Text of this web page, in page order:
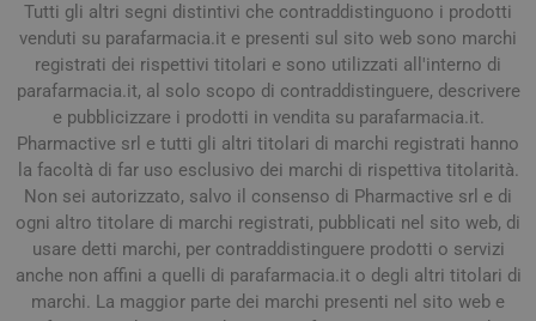
Tutti gli altri segni distintivi che contraddistinguono i prodotti
venduti su parafarmacia.it e presenti sul sito web sono marchi
registrati dei rispettivi titolari e sono utilizzati all'interno di
parafarmacia.it, al solo scopo di contraddistinguere, descrivere
e pubblicizzare i prodotti in vendita su parafarmacia.it.
Pharmactive srl e tutti gli altri titolari di marchi registrati hanno
la facoltà di far uso esclusivo dei marchi di rispettiva titolarità.
Non sei autorizzato, salvo il consenso di Pharmactive srl e di
ogni altro titolare di marchi registrati, pubblicati nel sito web, di
usare detti marchi, per contraddistinguere prodotti o servizi
anche non affini a quelli di parafarmacia.it o degli altri titolari di
marchi. La maggior parte dei marchi presenti nel sito web e